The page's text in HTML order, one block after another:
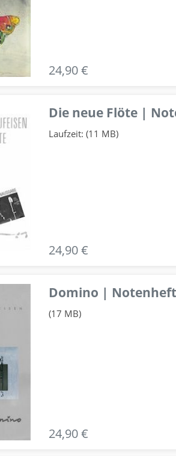
24,90 €
Die neue Flöte |
Laufzeit: (11 MB)
24,90 €
Domino |
(17 MB)
24,90 €